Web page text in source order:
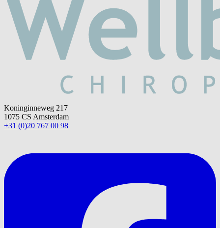
Koninginneweg 217
1075 CS Amsterdam
+31 (0)20 767 00 98